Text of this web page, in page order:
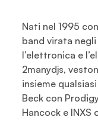
Nati nel 1995
band virata
l’elettronica e
2manydjs,
insieme
Beck con
Hancock e INXS